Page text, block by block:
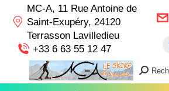
MC-A, 11 Rue Antoine de
Saint-Exupéry, 24120
Terrasson Lavilledieu
+33 6 63 55 12 47